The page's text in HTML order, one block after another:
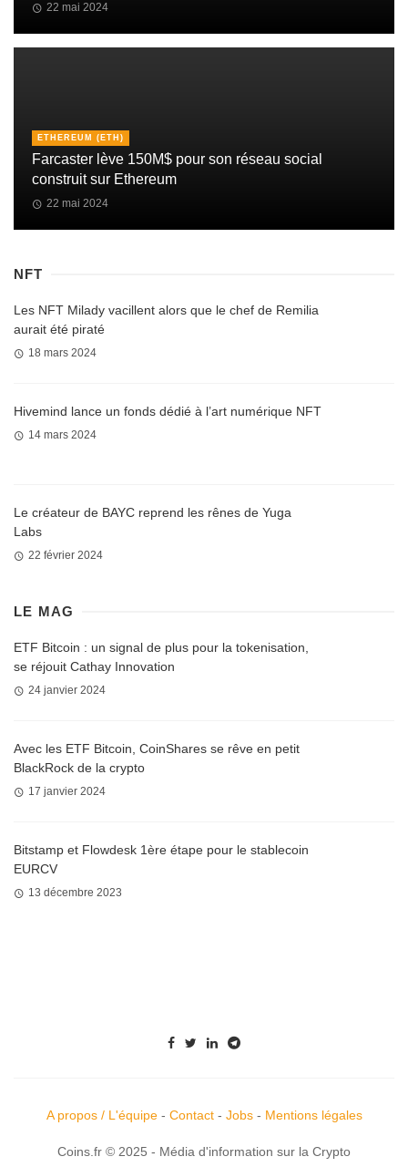
22 mai 2024
ETHEREUM (ETH)
Farcaster lève 150M$ pour son réseau social
construit sur Ethereum
22 mai 2024
NFT
Les NFT Milady vacillent alors que le chef de Remilia
aurait été piraté
18 mars 2024
Hivemind lance un fonds dédié à l’art numérique NFT
14 mars 2024
Le créateur de BAYC reprend les rênes de Yuga
Labs
22 février 2024
LE MAG
ETF Bitcoin : un signal de plus pour la tokenisation,
se réjouit Cathay Innovation
24 janvier 2024
Avec les ETF Bitcoin, CoinShares se rêve en petit
BlackRock de la crypto
17 janvier 2024
Bitstamp et Flowdesk 1ère étape pour le stablecoin
EURCV
13 décembre 2023
A propos / L'équipe- Contact- Jobs- Mentions légales
Coins.fr © 2025 - Média d'information sur la Crypto